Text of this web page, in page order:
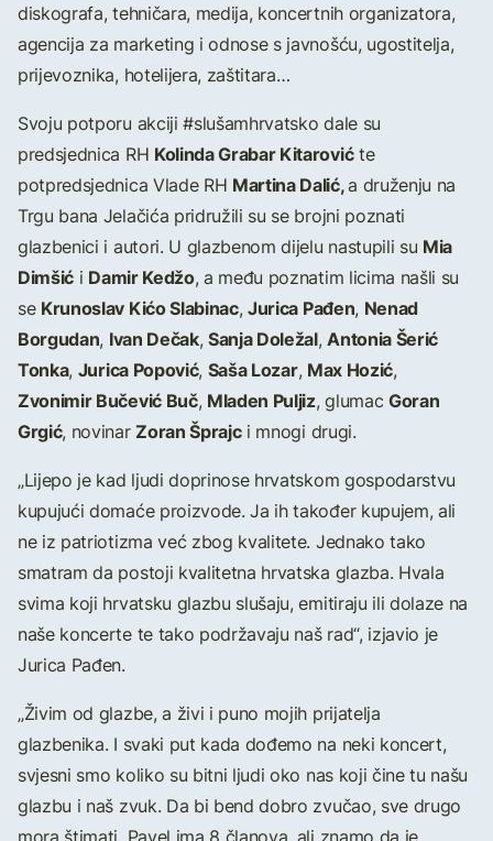
diskografa, tehničara, medija, koncertnih organizatora,
agencija za marketing i odnose s javnošću, ugostitelja,
prijevoznika, hotelijera, zaštitara…
Svoju potporu akciji #slušamhrvatsko dale su
predsjednica RH Kolinda Grabar Kitarovićte
potpredsjednica Vlade RH Martina Dalić,a druženju na
Trgu bana Jelačića pridružili su se brojni poznati
glazbenici i autori. U glazbenom dijelu nastupili su Mia
Dimšić i Damir Kedžo, a među poznatim licima našli su
se Krunoslav Kićo Slabinac,Jurica Pađen, Nenad
Borgudan, Ivan Dečak,Sanja Doležal,Antonia Šerić
Tonka, Jurica Popović, Saša Lozar, Max Hozić,
Zvonimir Bučević Buč, Mladen Puljiz, glumac Goran
Grgić, novinarZoran Šprajci mnogi drugi.
„Lijepo je kad ljudi doprinose hrvatskom gospodarstvu
kupujući domaće proizvode. Ja ih također kupujem, ali
ne iz patriotizma već zbog kvalitete. Jednako tako
smatram da postoji kvalitetna hrvatska glazba. Hvala
svima koji hrvatsku glazbu slušaju, emitiraju ili dolaze na
naše koncerte te tako podržavaju naš rad“, izjavio je
Jurica Pađen.
„Živim od glazbe, a živi i puno mojih prijatelja
glazbenika. I svaki put kada dođemo na neki koncert,
svjesni smo koliko su bitni ljudi oko nas koji čine tu našu
glazbu i naš zvuk. Da bi bend dobro zvučao, sve drugo